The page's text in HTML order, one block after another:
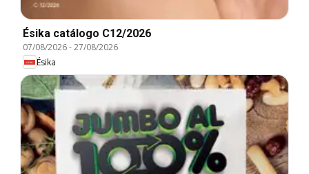
Ésika catálogo C12/2026
07/08/2026-27/08/2026
Ésika